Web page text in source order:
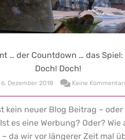
Countdown … das Spiel: Doch!
Doch! Doch!
2018 Keine Kommentare
Blog Beitrag – oder doch-
Werbung? Oder? Wie auch
vor längerer Zeit mal über ...